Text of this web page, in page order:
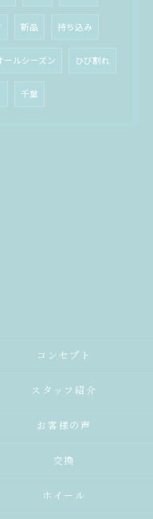
新品 持ち込み
ールシーズン ひび割れ
千葉
コンセプト
スタッフ紹介
お客様の声
交換
ホイール